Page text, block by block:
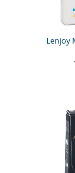
Lenjoy